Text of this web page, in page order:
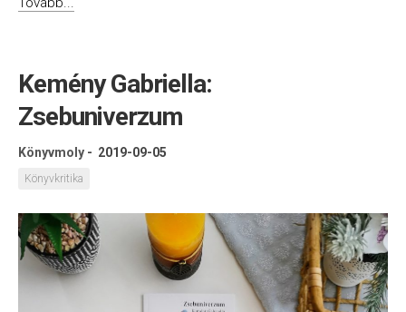
Kemény Gabriella:
Zsebuniverzum
Könyvmoly - 2019-09-05
Könyvkritika